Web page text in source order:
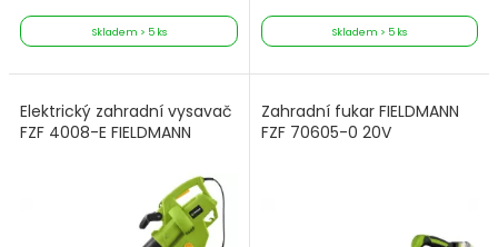
Skladem > 5 ks Skladem > 5 ks
Elektrický zahradní vysavač
FZF 4008-E FIELDMANN
Zahradní fukar FIELDMANN
FZF 70605-0 20V